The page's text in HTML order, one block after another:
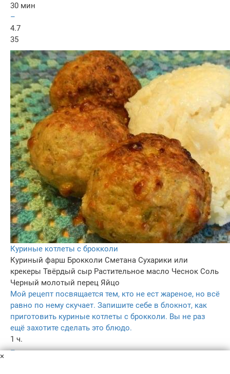
30 мин
–
4.7
35
Куриные котлеты с брокколи
Куриный фарш Брокколи Сметана Сухарики или
крекеры Твёрдый сыр Растительное масло Чеснок Соль
Черный молотый перец Яйцо
Мой рецепт посвящается тем, кто не ест жареное, но всё
равно по нему скучает. Запишите себе в блокнот, как
приготовить куриные котлеты с брокколи. Вы не раз
ещё захотите сделать это блюдо.
1 ч.
–
×